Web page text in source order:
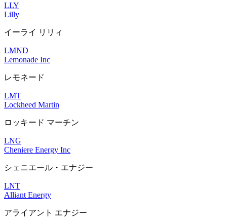
LLY
Lilly
イーライ リリィ
LMND
Lemonade Inc
レモネード
LMT
Lockheed Martin
ロッキード マーチン
LNG
Cheniere Energy Inc
シェニエール・エナジー
LNT
Alliant Energy
アライアント エナジー